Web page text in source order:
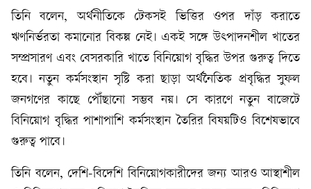
তিনি বলেন, অর্থনীতিকে টেকসই ভিত্তির ওপর দাঁড় করাতে
ঋণনির্ভরতা কমানোর বিকল্প নেই। একই সঙ্গে উৎপাদনশীল খাতের
সম্প্রসারণ এবং বেসরকারি খাতে বিনিয়োগ বৃদ্ধির উপর গুরুত্ব দিতে
হবে। নতুন কর্মসংস্থান সৃষ্টি করা ছাড়া অর্থনৈতিক প্রবৃদ্ধির সুফল
জনগণের কাছে পৌঁছানো সম্ভব নয়। সে কারণে নতুন বাজেটে
বিনিয়োগ বৃদ্ধির পাশাপাশি কর্মসংস্থান তৈরির বিষয়টিও বিশেষভাবে
গুরুত্ব পাবে।
তিনি বলেন, দেশি-বিদেশি বিনিয়োগকারীদের জন্য আরও আস্থাশীল